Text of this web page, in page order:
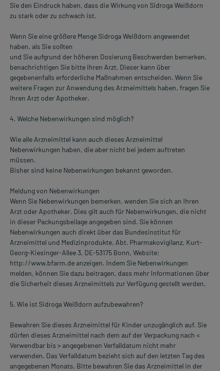
Sie den Eindruck haben, dass die Wirkung von Sidroga Weißdorn
zu stark oder zu schwach ist.
Wenn Sie eine größere Menge Sidroga Weißdorn angewendet
haben, als Sie sollten
und Sie aufgrund der höheren Dosierung Beschwerden bemerken,
benachrichtigen Sie bitte Ihren Arzt. Dieser kann über
gegebenenfalls erforderliche Maßnahmen entscheiden. Wenn Sie
weitere Fragen zur Anwendung des Arzneimittels haben, fragen Sie
Ihren Arzt oder Apotheker.
4. Welche Nebenwirkungen sind möglich?
Wie alle Arzneimittel kann auch dieses Arzneimittel
Nebenwirkungen haben, die aber nicht bei jedem auftreten
müssen.
Bisher sind keine Nebenwirkungen bekannt geworden.
Meldung von Nebenwirkungen
Wenn Sie Nebenwirkungen bemerken, wenden Sie sich an Ihren
Arzt oder Apotheker. Dies gilt auch für Nebenwirkungen, die nicht
in dieser Packungsbeilage angegeben sind. Sie können
Nebenwirkungen auch direkt über das Bundesinstitut für
Arzneimittel und Medizinprodukte, Abt. Pharmakovigilanz, Kurt-
Georg-Kiesinger-Allee 3, DE-53175 Bonn, Website:
http://www.bfarm.de anzeigen. Indem Sie Nebenwirkungen
melden, können Sie dazu beitragen, dass mehr Informationen über
die Sicherheit dieses Arzneimittels zur Verfügung gestellt werden.
5. Wie ist Sidroga Weißdorn aufzubewahren?
Bewahren Sie dieses Arzneimittel für Kinder unzugänglich auf. Sie
dürfen dieses Arzneimittel nach dem auf der Verpackung nach <
Verwendbar bis > angegebenen Verfalldatum nicht mehr
verwenden. Das Verfalldatum bezieht sich auf den letzten Tag des
angegebenen Monats. Bitte bewahren Sie das Arzneimittel in der